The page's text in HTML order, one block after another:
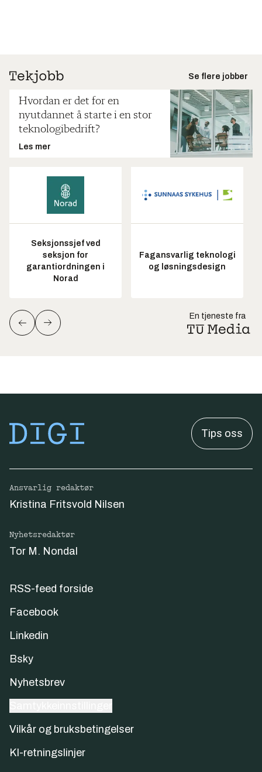
Se flere jobber
Hvordan er det for en
nyutdannet å starte i en stor
teknologibedrift?
Les mer
Seksjonssjef ved
seksjon for
garantiordningen i
Norad
Fagansvarlig teknologi
og løsningsdesign
En tjeneste fra
Tips oss
Ansvarlig redaktør
Kristina Fritsvold Nilsen
Nyhetsredaktør
Tor M. Nondal
RSS-feed forside
Facebook
Linkedin
Bsky
Nyhetsbrev
Vilkår og bruksbetingelser
KI-retningslinjer